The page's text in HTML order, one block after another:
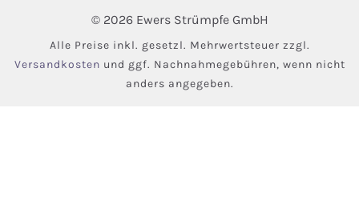
© 2026 Ewers Strümpfe GmbH
Alle Preise inkl. gesetzl. Mehrwertsteuer zzgl.
Versandkosten und ggf. Nachnahmegebühren, wenn nicht
anders angegeben.